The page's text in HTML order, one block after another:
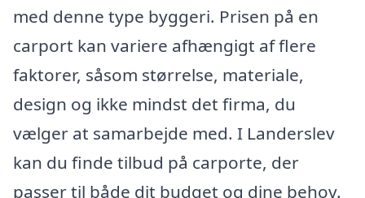
med denne type byggeri. Prisen på en
carport kan variere afhængigt af flere
faktorer, såsom størrelse, materiale,
design og ikke mindst det firma, du
vælger at samarbejde med. I Landerslev
kan du finde tilbud på carporte, der
passer til både dit budget og dine behov.